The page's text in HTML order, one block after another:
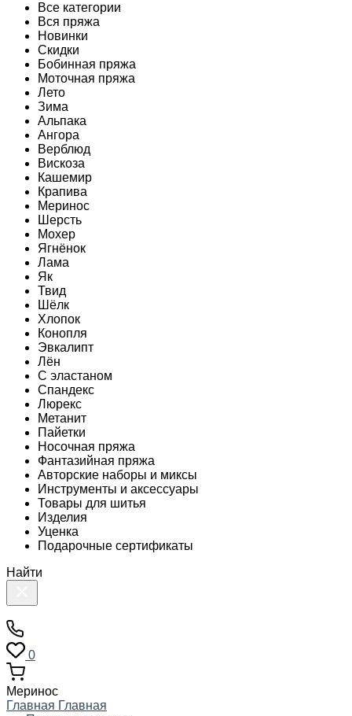
Все категории
Вся пряжа
Новинки
Скидки
Бобинная пряжа
Моточная пряжа
Лето
Зима
Альпака
Ангора
Верблюд
Вискоза
Кашемир
Крапива
Меринос
Шерсть
Мохер
Ягнёнок
Лама
Як
Твид
Шёлк
Хлопок
Конопля
Эвкалипт
Лён
C эластаном
Спандекс
Люрекс
Метанит
Пайетки
Носочная пряжа
Фантазийная пряжа
Авторские наборы и миксы
Инструменты и аксессуары
Товары для шитья
Изделия
Уценка
Подарочные сертификаты
Найти
0
Меринос
Главная Главная